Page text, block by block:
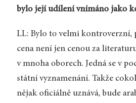
bylo její udílení vnímáno jako
LL: Bylo to velmi kontroverzní,
cena není jen cenou za
v mnoha oborech. Jedná se v
státní vyznamenání. Takže
nějak oficiálně uznává, bude